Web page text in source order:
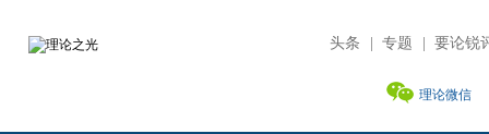
头条 专题 要论锐
理论微信